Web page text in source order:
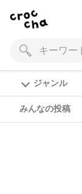
ジャンル
みんなの投稿